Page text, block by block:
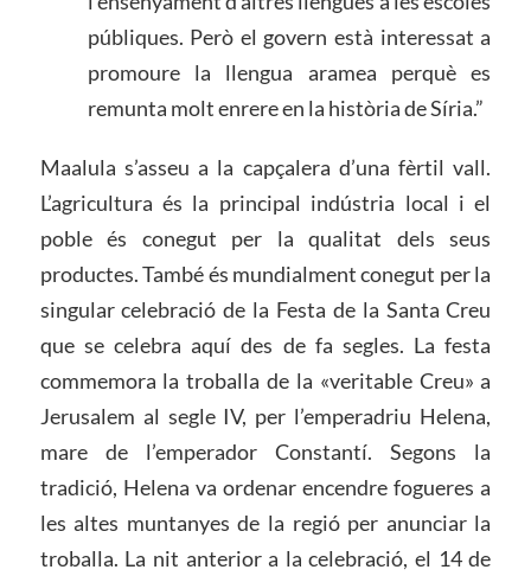
públiques. Però el govern està interessat a
promoure la llengua aramea perquè es
remunta molt enrere en la història de Síria.”
Maalula s’asseu a la capçalera d’una fèrtil vall.
L’agricultura és la principal indústria local i el
poble és conegut per la qualitat dels seus
productes. També és mundialment conegut per la
singular celebració de la Festa de la Santa Creu
que se celebra aquí des de fa segles. La festa
commemora la troballa de la «veritable Creu» a
Jerusalem al segle IV, per l’emperadriu Helena,
mare de l’emperador Constantí. Segons la
tradició, Helena va ordenar encendre fogueres a
les altes muntanyes de la regió per anunciar la
troballa. La nit anterior a la celebració, el 14 de